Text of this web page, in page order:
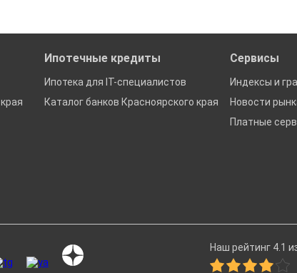
Ипотечные кредиты
Ипотека для IT-специалистов
Каталог банков Красноярского края
Сервисы
Индексы и
Новости
Платные
Наш рейтинг 4.1